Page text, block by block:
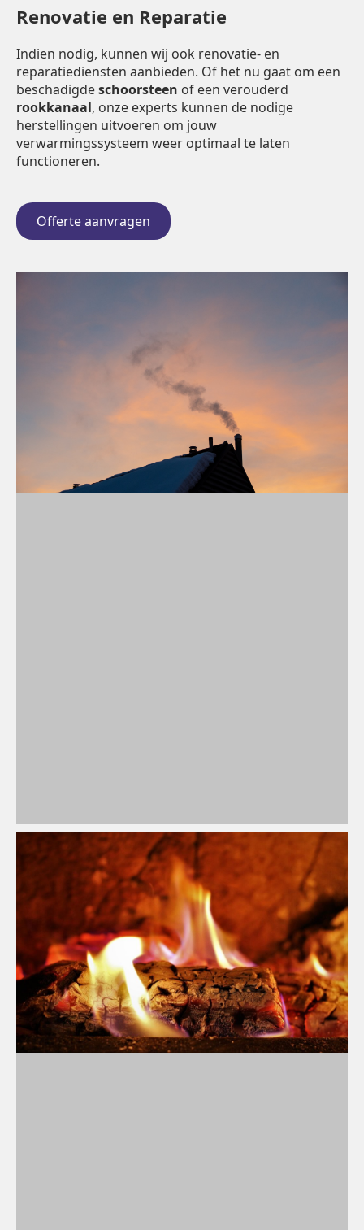
Renovatie en Reparatie
Indien nodig, kunnen wij ook renovatie- en
reparatiediensten aanbieden. Of het nu gaat om een
beschadigdeschoorsteen of een verouderd
rookkanaal, onze experts kunnen de nodige
herstellingen uitvoeren om jouw
verwarmingssysteem weer optimaal te laten
functioneren.
Offerte aanvragen